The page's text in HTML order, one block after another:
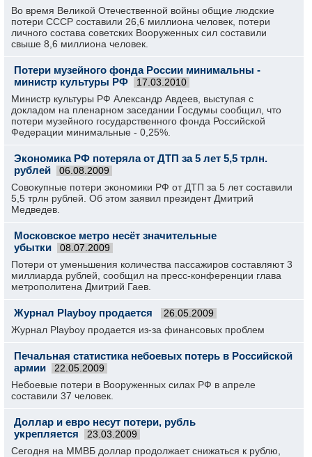
Во время Великой Отечественной войны общие людские
потери СССР составили 26,6 миллиона человек, потери
личного состава советских Вооруженных сил составили
свыше 8,6 миллиона человек.
Потери музейного фонда России минимальны -
министр культуры РФ
17.03.2010
Министр культуры РФ Александр Авдеев, выступая с
докладом на пленарном заседании Госдумы сообщил, что
потери музейного государственного фонда Российской
Федерации минимальные - 0,25%.
Экономика РФ потеряла от ДТП за 5 лет 5,5 трлн.
рублей
06.08.2009
Совокупные потери экономики РФ от ДТП за 5 лет составили
5,5 трлн рублей. Об этом заявил президент Дмитрий
Медведев.
Московское метро несёт значительные
убытки
08.07.2009
Потери от уменьшения количества пассажиров составляют 3
миллиарда рублей, сообщил на пресс-конференции глава
метрополитена Дмитрий Гаев.
Журнал Playboy продается 26.05.2009
Журнал Playboy продается из-за финансовых проблем
Печальная статистика небоевых потерь в Российской
армии
22.05.2009
Небоевые потери в Вооруженных силах РФ в апреле
составили 37 человек.
Доллар и евро несут потери, рубль
укрепляется
23.03.2009
Сегодня на ММВБ доллар продолжает снижаться к рублю,